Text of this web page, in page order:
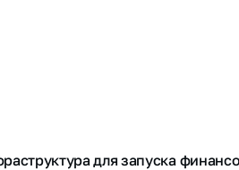
для запуска